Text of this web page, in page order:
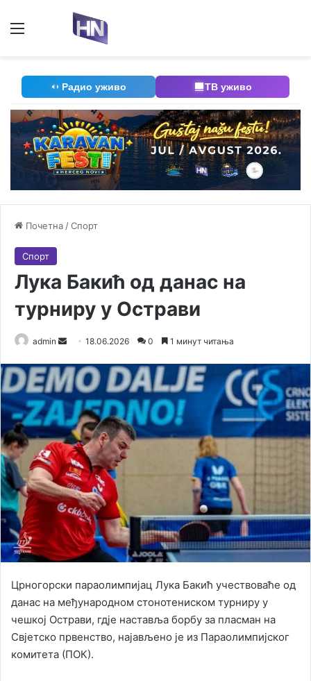
Радио уживо ТВ уживо
Почетна /Спорт
Спорт
Лука Бакић од данас на
турниру у Острави
admin
n
d
a
n
e
m
a
i
l
18.06.2026 0 1 минут читања
Црногорски параолимпијац Лука Бакић учествоваће од
данас на међународном стонотениском турниру у
чешкој Острави, гд‌је наставља борбу за пласман на
Свјетско првенство, најављено је из Параолимпијског
комитета (ПОК).